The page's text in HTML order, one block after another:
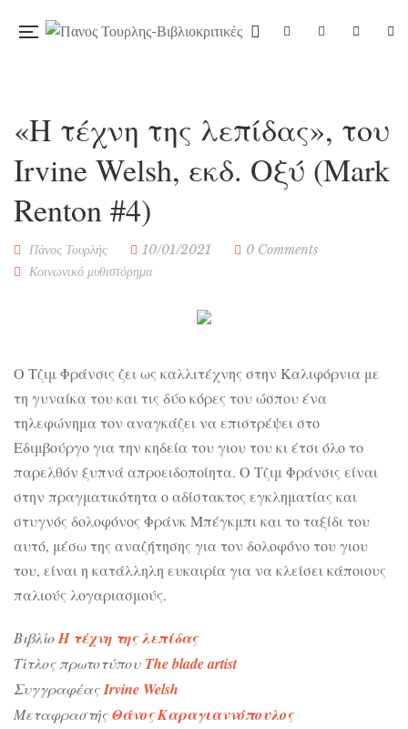
«Η τέχνη της λεπίδας», του
Irvine Welsh, εκδ. Οξύ (Mark
Renton #4)
Πάνος Τουρλής 10/01/2021
0 Comments
Κοινωνικό μυθιστόρημα
Ο Τζιμ Φράνσις ζει ως καλλιτέχνης στην Καλιφόρνια με
τη γυναίκα του και τις δύο κόρες του ώσπου ένα
τηλεφώνημα τον αναγκάζει να επιστρέψει στο
Εδιμβούργο για την κηδεία του γιου του κι έτσι όλο το
παρελθόν ξυπνά απροειδοποίητα. Ο Τζιμ Φράνσις είναι
στην πραγματικότητα ο αδίστακτος εγκληματίας και
στυγνός δολοφόνος Φράνκ Μπέγκμπι και το ταξίδι του
αυτό, μέσω της αναζήτησης για τον δολοφόνο του γιου
του, είναι η κατάλληλη ευκαιρία για να κλείσει κάποιους
παλιούς λογαριασμούς.
ΒιβλίοΗ τέχνη της λεπίδας
Τίτλος πρωτοτύπου The blade artist
ΣυγγραφέαςIrvine Welsh
ΜεταφραστήςΘάνος Καραγιαννόπουλος